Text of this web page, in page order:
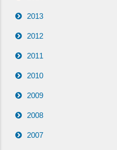
2013
2012
2011
2010
2009
2008
2007